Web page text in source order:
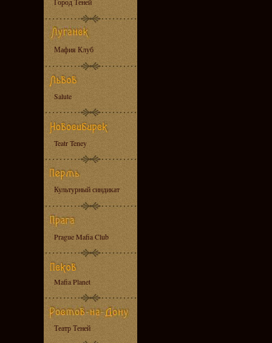
Мафия Клуб
Salute
Teatr Teney
Культурный синдикат
Prague Mafia Club
Mafia Planet
Театр Теней